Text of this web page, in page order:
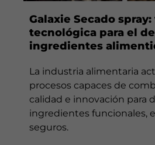
Galaxie Secado
tecnológica para el
ingredientes
La industria alimentaria
procesos capaces de
calidad e innovación para
ingredientes funcionales,
seguros.